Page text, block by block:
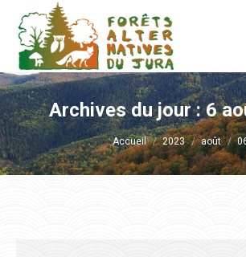
Archives du jour :6
Vous êtes ici :
Accueil 2023 août